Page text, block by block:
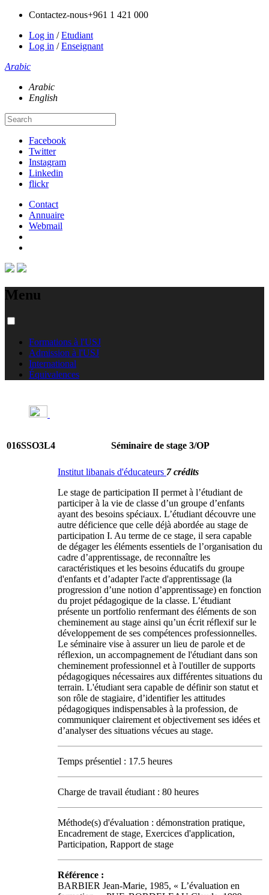
Contactez-nous+961 1 421 000
Log in /Etudiant
Log in /Enseignant
Arabic
Arabic
English
Facebook
Twitter
Instagram
Linkedin
flickr
Contact
Annuaire
Webmail
Menu
Formations à l'USJ
Admission à l'USJ
International
Équivalences
016SSO3L4 Séminaire de stage 3/OP
Institut libanais d'éducateurs 7 crédits
Le stage de participation II permet à l’étudiant de
participer à la vie de classe d’un groupe d’enfants
ayant des besoins spéciaux. L’étudiant découvre une
autre déficience que celle déjà abordée au stage de
participation I. Au terme de ce stage, il sera capable
de dégager les éléments essentiels de l’organisation du
cadre d’apprentissage, de reconnaître les
caractéristiques et les besoins éducatifs du groupe
d'enfants et d’adapter l'acte d'apprentissage (la
progression d’une notion d’apprentissage) en fonction
du projet pédagogique de la classe. L’étudiant
présente un portfolio renfermant des éléments de son
cheminement au stage ainsi qu’un écrit réflexif sur le
développement de ses compétences professionnelles.
Le séminaire vise à assurer un lieu de parole et de
réflexion, un accompagnement de l'étudiant dans son
cheminement professionnel et à l'outiller de supports
pédagogiques nécessaires aux différentes situations du
terrain. L'étudiant sera capable de définir son statut et
son rôle de stagiaire, d’identifier les attitudes
pédagogiques indispensables à la profession, de
communiquer clairement et objectivement ses idées et
d’analyser des situations vécues au stage.
Temps présentiel : 17.5 heures
Charge de travail étudiant : 80 heures
Méthode(s) d'évaluation : démonstration pratique,
Encadrement de stage, Exercices d'application,
Participation, Rapport de stage
Référence :
BARBIER Jean-Marie, 1985, « L’évaluation en